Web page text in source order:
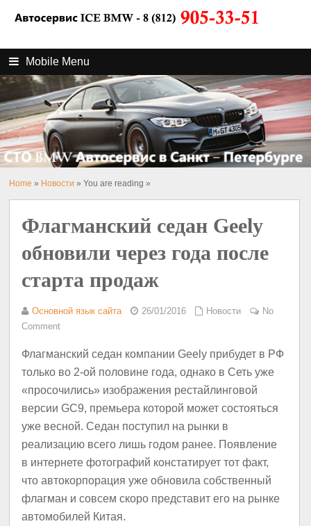
Mobile Menu
Home » Новости » You are reading »
Флагманский седан Geely
обновили через года после
старта продаж
Основной язык сайта 26/01/2016 Новости
No
Comment
Флагманский седан компании Geely прибудет в РФ
только во 2-ой половине года, однако в Сеть уже
«просочились» изображения рестайлинговой
версии GC9, премьера которой может состояться
уже весной. Седан поступил на рынки в
реализацию всего лишь годом ранее. Появление
в интернете фотографий констатирует тот факт,
что автокорпорация уже обновила собственный
флагман и совсем скоро представит его на рынке
автомобилей Китая.